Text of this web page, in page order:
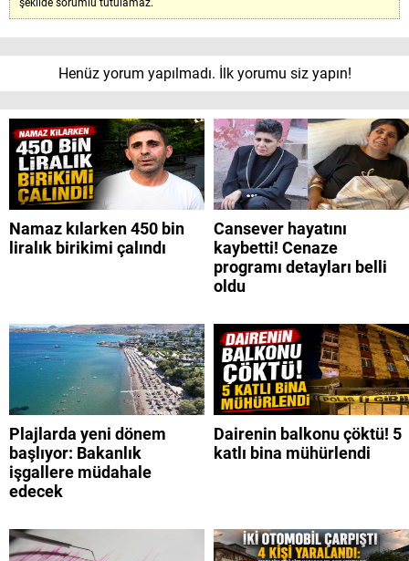
şekilde sorumlu tutulamaz.
Henüz yorum yapılmadı. İlk yorumu siz yapın!
Namaz kılarken 450 bin
liralık birikimi çalındı
Cansever hayatını
kaybetti! Cenaze
programı detayları belli
oldu
Plajlarda yeni dönem
başlıyor: Bakanlık
işgallere müdahale
edecek
Dairenin balkonu çöktü! 5
katlı bina mühürlendi